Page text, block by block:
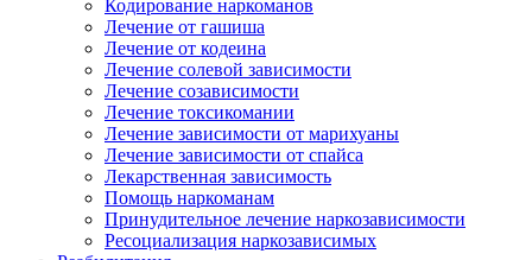
Кодирование наркоманов
Лечение от гашиша
Лечение от кодеина
Лечение солевой зависимости
Лечение созависимости
Лечение токсикомании
Лечение зависимости от марихуаны
Лечение зависимости от спайса
Лекарственная зависимость
Помощь наркоманам
Принудительное лечение наркозависимости
Ресоциализация наркозависимых